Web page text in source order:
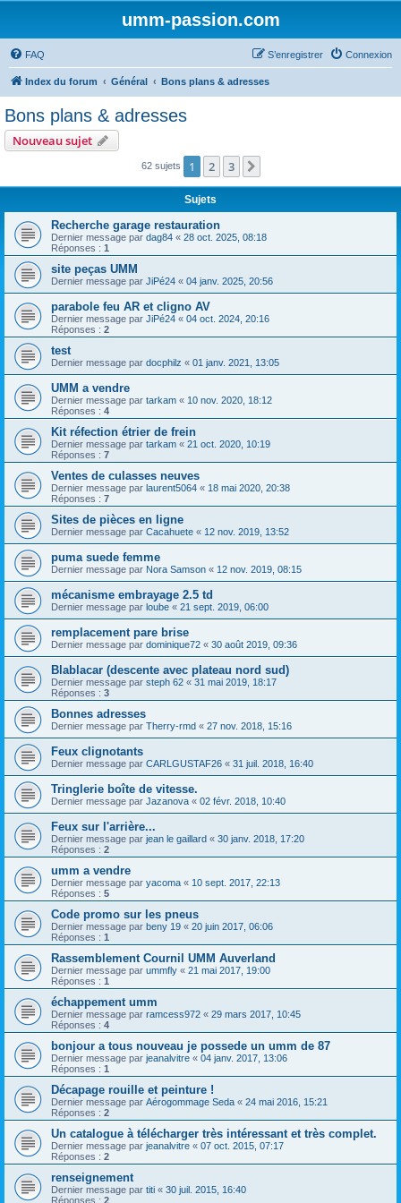
umm-passion.com
FAQ Connexion
S’enregistrer
Index du forum Général Bons plans & adresses
Bons plans & adresses
Nouveau sujet
62 sujets 1 2 3
Sujets
Recherche garage restauration
Dernier message par dag84 « 28 oct. 2025, 08:18
Réponses : 1
site peças UMM
Dernier message par JiPé24 « 04 janv. 2025, 20:56
parabole feu AR et cligno AV
Dernier message par JiPé24 « 04 oct. 2024, 20:16
Réponses : 2
test
Dernier message par docphilz « 01 janv. 2021, 13:05
UMM a vendre
Dernier message par tarkam « 10 nov. 2020, 18:12
Réponses : 4
Kit réfection étrier de frein
Dernier message par tarkam « 21 oct. 2020, 10:19
Réponses : 7
Ventes de culasses neuves
Dernier message par laurent5064 « 18 mai 2020, 20:38
Réponses : 7
Sites de pièces en ligne
Dernier message par Cacahuete « 12 nov. 2019, 13:52
puma suede femme
Dernier message par Nora Samson « 12 nov. 2019, 08:15
mécanisme embrayage 2.5 td
Dernier message par loube « 21 sept. 2019, 06:00
remplacement pare brise
Dernier message par dominique72 « 30 août 2019, 09:36
Blablacar (descente avec plateau nord sud)
Dernier message par steph 62 « 31 mai 2019, 18:17
Réponses : 3
Bonnes adresses
Dernier message par Therry-rmd « 27 nov. 2018, 15:16
Feux clignotants
Dernier message par CARLGUSTAF26 « 31 juil. 2018, 16:40
Tringlerie boîte de vitesse.
Dernier message par Jazanova « 02 févr. 2018, 10:40
Feux sur l'arrière...
Dernier message par jean le gaillard « 30 janv. 2018, 17:20
Réponses : 2
umm a vendre
Dernier message par yacoma « 10 sept. 2017, 22:13
Réponses : 5
Code promo sur les pneus
Dernier message par beny 19 « 20 juin 2017, 06:06
Réponses : 1
Rassemblement Cournil UMM Auverland
Dernier message par ummfly « 21 mai 2017, 19:00
Réponses : 1
échappement umm
Dernier message par ramcess972 « 29 mars 2017, 10:45
Réponses : 4
bonjour a tous nouveau je possede un umm de 87
Dernier message par jeanalvitre « 04 janv. 2017, 13:06
Réponses : 1
Décapage rouille et peinture !
Dernier message par Aérogommage Seda « 24 mai 2016, 15:21
Réponses : 2
Un catalogue à télécharger très intéressant et très complet.
Dernier message par jeanalvitre « 07 oct. 2015, 07:17
Réponses : 2
renseignement
Dernier message par titi « 30 juil. 2015, 16:40
Réponses : 2